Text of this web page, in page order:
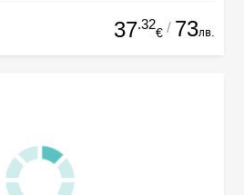
37.32
€ / 73лв.